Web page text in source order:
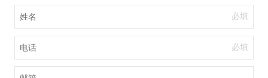
必填
必填